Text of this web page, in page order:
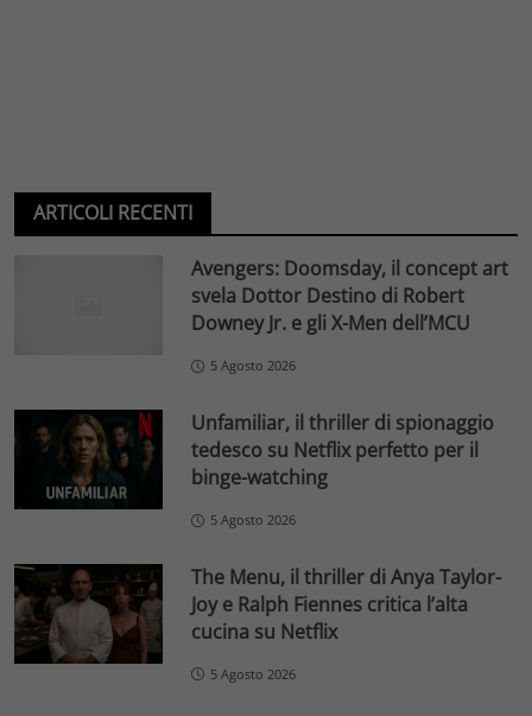
ARTICOLI RECENTI
Avengers: Doomsday, il concept art
svela Dottor Destino di Robert
Downey Jr. e gli X-Men dell’MCU
5 Agosto 2026
Unfamiliar, il thriller di spionaggio
tedesco su Netflix perfetto per il
binge-watching
5 Agosto 2026
The Menu, il thriller di Anya Taylor-
Joy e Ralph Fiennes critica l’alta
cucina su Netflix
5 Agosto 2026